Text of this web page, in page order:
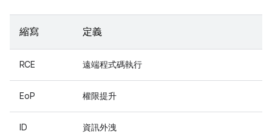
縮寫 定義
RCE 遠端程式碼執行
EoP 權限提升
ID 資訊外洩